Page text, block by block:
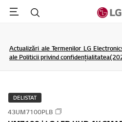
Menu Cautare
Actualizări ale Termenilor LG
ale Politicii privind
DELISTAT
43UM7100PLB